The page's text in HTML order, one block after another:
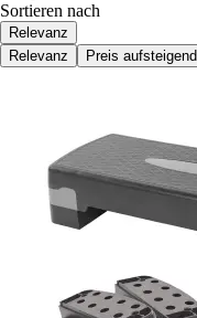
Sortieren nach
Relevanz
Relevanz
Preis aufsteigend